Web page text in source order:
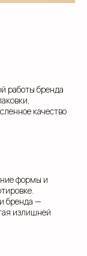
работы бренда
качество
формы и
бренда —
излишней